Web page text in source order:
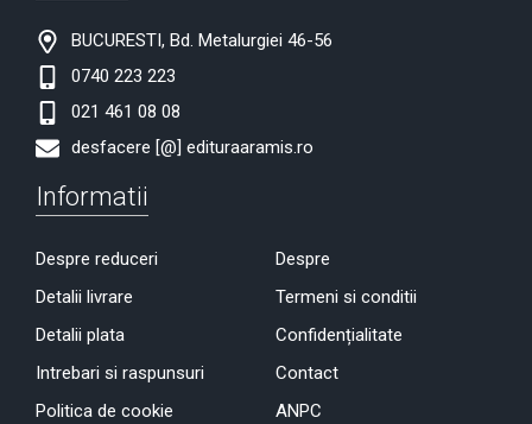
BUCURESTI, Bd. Metalurgiei 46-56
0740 223 223
021 461 08 08
desfacere [@] edituraaramis.ro
Informatii
Despre reduceri
Detalii livrare
Detalii plata
Intrebari si raspunsuri
Politica de cookie
Despre
Termeni si conditii
Confidențialitate
Contact
ANPC